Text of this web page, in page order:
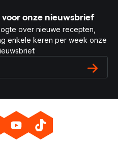
onze nieuwsbrief
over nieuwe recepten,
enkele keren per week onze